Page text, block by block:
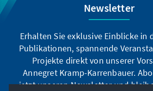
Newsletter
Erhalten Sie exklusive Einblicke in
Publikationen, spannende
Projekte direkt von unserer
Annegret Kramp-Karrenbauer.
jetzt unseren Newsletter und